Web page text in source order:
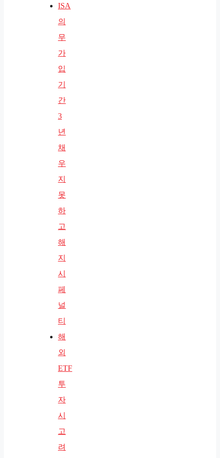
ISA
의
무
가
입
기
간
3
년
채
우
지
못
하
고
해
지
시
페
널
티
해
외
ETF
투
자
시
고
려